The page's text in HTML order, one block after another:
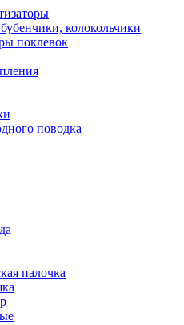
колокольчики
поклевок
поводка
палочка